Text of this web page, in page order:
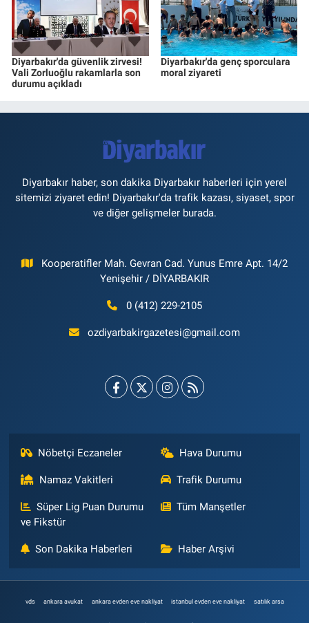
Diyarbakır'da güvenlik zirvesi!
Vali Zorluoğlu rakamlarla son
durumu açıkladı
Diyarbakır'da genç sporculara
moral ziyareti
Diyarbakır haber, son dakika Diyarbakır haberleri için yerel
sitemizi ziyaret edin! Diyarbakır'da trafik kazası, siyaset, spor
ve diğer gelişmeler burada.
Kooperatifler Mah. Gevran Cad. Yunus Emre Apt. 14/2
Yenişehir / DİYARBAKIR
0 (412) 229-2105
ozdiyarbakirgazetesi@gmail.com
Nöbetçi Eczaneler Hava Durumu
Namaz Vakitleri Trafik Durumu
Süper Lig Puan Durumu
ve Fikstür
Tüm Manşetler
Son Dakika Haberleri Haber Arşivi
vds ankara avukat ankara evden eve nakliyat istanbul evden eve nakliyat satılık arsa